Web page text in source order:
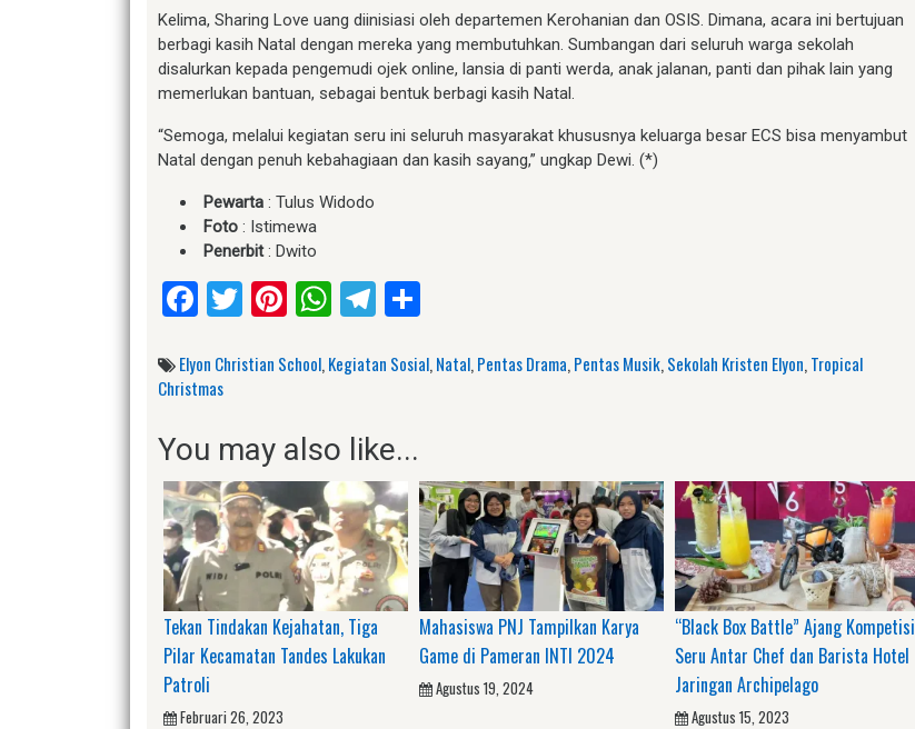
Kelima, Sharing Love uang diinisiasi oleh departemen Kerohanian dan OSIS. Dimana, acara ini bertujuan
berbagi kasih Natal dengan mereka yang membutuhkan. Sumbangan dari seluruh warga sekolah
disalurkan kepada pengemudi ojek online, lansia di panti werda, anak jalanan, panti dan pihak lain yang
memerlukan bantuan, sebagai bentuk berbagi kasih Natal.
“Semoga, melalui kegiatan seru ini seluruh masyarakat khususnya keluarga besar ECS bisa menyambut
Natal dengan penuh kebahagiaan dan kasih sayang,” ungkap Dewi. (*)
Pewarta : Tulus Widodo
Foto : Istimewa
Penerbit: Dwito
Facebook
Twitter
Pinterest
WhatsApp
Telegram
Elyon Christian School,Kegiatan Sosial,Natal,Pentas Drama,Pentas Musik,Sekolah Kristen Elyon,Tropical
Christmas
You may also like...
Tekan Tindakan Kejahatan, Tiga
Pilar Kecamatan Tandes Lakukan
Patroli
Februari 26, 2023
Mahasiswa PNJ Tampilkan Karya
Game di Pameran INTI 2024
Agustus 19, 2024
“Black Box Battle” Ajang Kompetisi
Seru Antar Chef dan Barista Hotel
Jaringan Archipelago
Agustus 15, 2023